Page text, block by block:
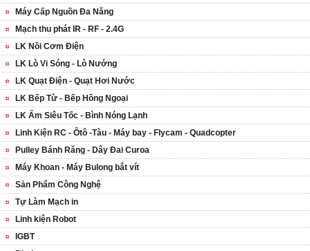
Máy Cấp Nguồn Đa Năng
Mạch thu phát IR - RF - 2.4G
LK Nồi Cơm Điện
LK Lò Vi Sóng - Lò Nướng
LK Quạt Điện - Quạt Hơi Nước
LK Bếp Từ - Bếp Hồng Ngoại
LK Ấm Siêu Tốc - Bình Nóng Lạnh
Linh Kiện RC - Ôtô -Tàu - Máy bay - Flycam - Quadcopter
Pulley Bánh Răng - Dây Đai Curoa
Máy Khoan - Máy Bulong bắt vít
Sản Phẩm Công Nghệ
Tự Làm Mạch in
Linh kiện Robot
IGBT